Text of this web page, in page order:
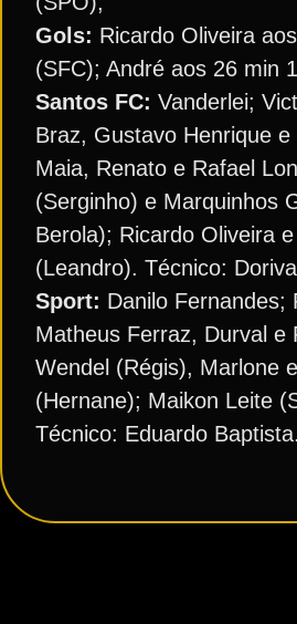
Gols: Ricardo Oliveira
(SFC); André aos 26 min
Santos FC: Vanderlei;
Braz, Gustavo Henrique
Maia, Renato e Rafael
(Serginho) e Marquinhos
Berola); Ricardo Oliveira e
(Leandro). Técnico:
Sport: Danilo Fernandes;
Matheus Ferraz, Durval e
Wendel (Régis), Marlone
(Hernane); Maikon Leite
Técnico: Eduardo Baptista.